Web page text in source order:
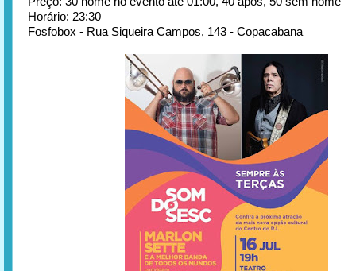
Horário: 23:30
Fosfobox - Rua Siqueira Campos, 143 - Copacabana